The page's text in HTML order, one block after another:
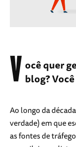
V ocê quer
blog?
Ao longo da
verdade) em que
as fontes de